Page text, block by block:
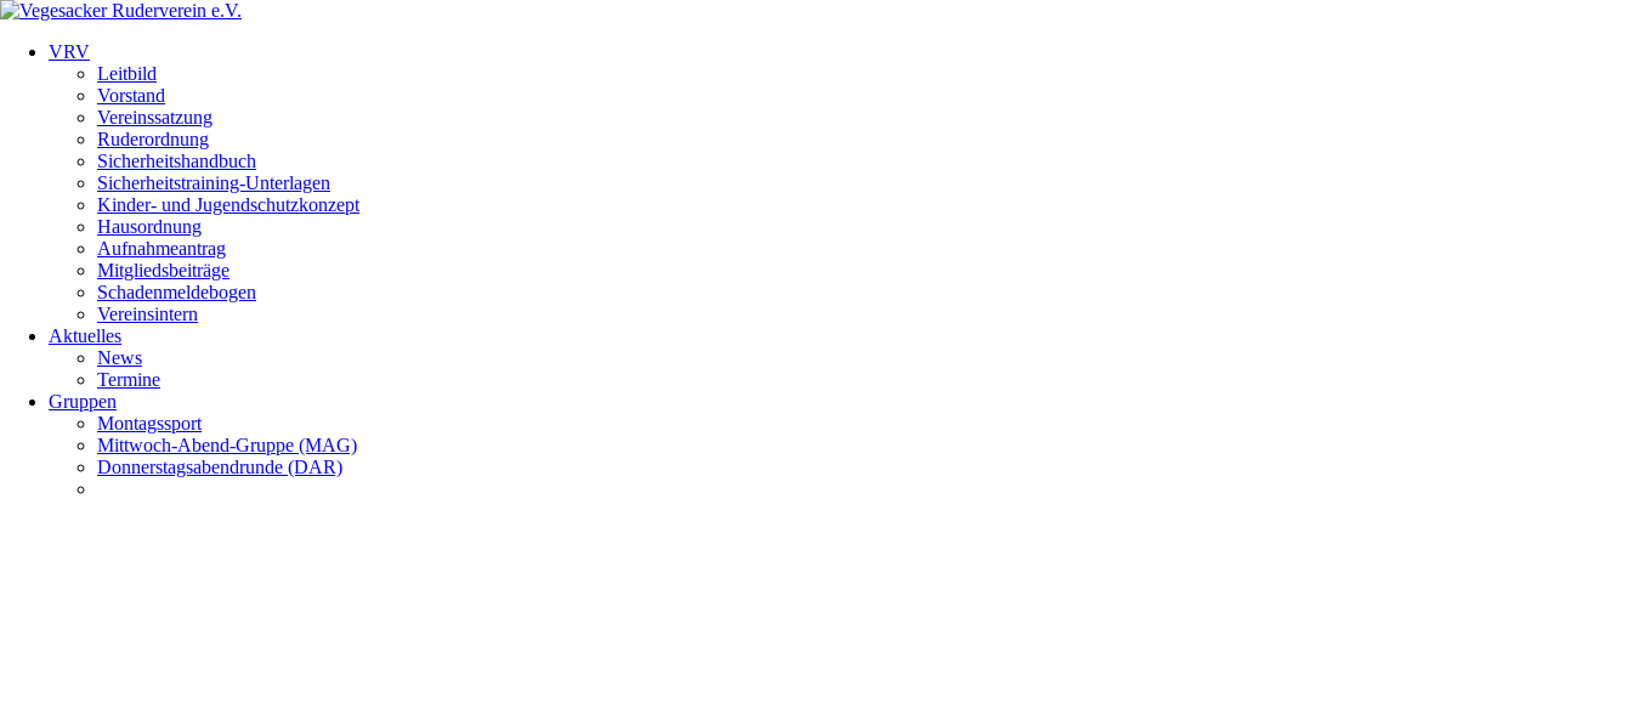
VRV
Leitbild
Vorstand
Vereinssatzung
Ruderordnung
Sicherheitshandbuch
Sicherheitstraining-Unterlagen
Kinder- und Jugendschutzkonzept
Hausordnung
Aufnahmeantrag
Mitgliedsbeiträge
Schadenmeldebogen
Vereinsintern
Aktuelles
News
Termine
Gruppen
Montagssport
Mittwoch-Abend-Gruppe (MAG)
Donnerstagsabendrunde (DAR)